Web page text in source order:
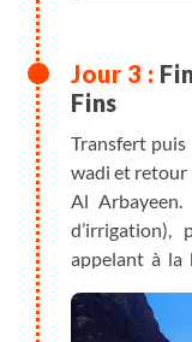
Fins
Transfert
wadi et retour
Al Arbayeen.
d’irrigation),
appelant à la